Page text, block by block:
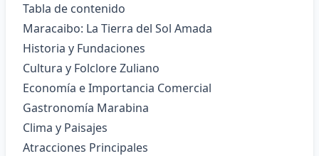
Tabla de contenido
Maracaibo: La Tierra del Sol Amada
Historia y Fundaciones
Cultura y Folclore Zuliano
Economía e Importancia Comercial
Gastronomía Marabina
Clima y Paisajes
Atracciones Principales